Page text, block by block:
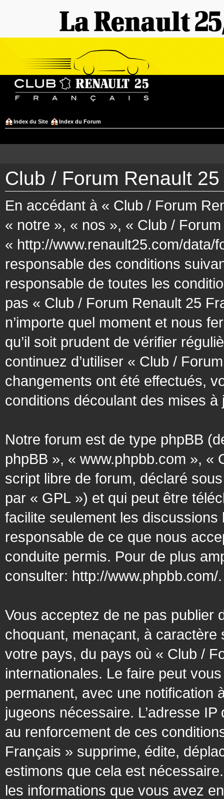
Index du Site Index du Forum
Club / Forum Renault
En accédant à « Club / Forum
« notre », « nos », « Club /
« http://www.renault25.com/data/
responsable des conditions
responsable de toutes les
pas « Club / Forum Renault 25
n’importe quel moment et nous
qu’il soit prudent de vérifier
continuez d’utiliser « Club /
changements ont été effectués,
conditions découlant des mises
Notre forum est de type phpBB
phpBB », « www.phpbb.com », «
script libre de forum, déclaré
par « GPL ») et qui peut être
facilite seulement les
responsable de ce que nous
conduite permis. Pour de plus
consulter: http://www.phpbb.com/.
Vous acceptez de ne pas publier
choquant, menaçant, à
votre pays, du pays où « Club /
internationales. Le faire peut
permanent, avec une notification
jugeons nécessaire. L’adresse
au renforcement de ces
Français » supprime, édite,
estimons que cela est
les informations que vous avez